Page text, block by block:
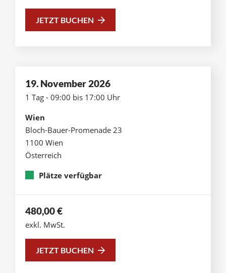
JETZT BUCHEN
19. November 2026
1 Tag - 09:00 bis 17:00 Uhr
Wien
Bloch-Bauer-Promenade 23
1100 Wien
Österreich
Plätze verfügbar
480,00€
exkl. MwSt.
JETZT BUCHEN